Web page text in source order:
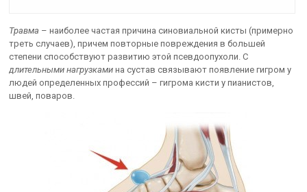
Травма – наиболее частая причина синовиальной кисты (примерно
треть случаев), причем повторные повреждения в большей
степени способствуют развитию этой псевдоопухоли. С
длительными нагрузками на сустав связывают появление гигром у
людей определенных профессий – гигрома кисти у пианистов,
швей, поваров.